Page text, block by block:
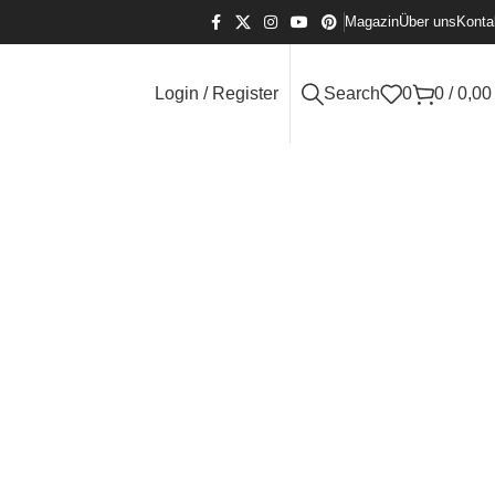
MagazinÜber uns
Login / Register Search 0 0 / 0,00